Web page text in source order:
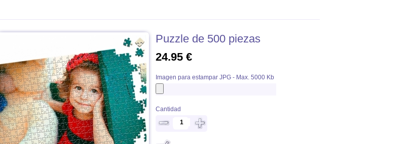
Puzzle de 500 piezas
24.95 €
Imagen para estampar JPG - Max. 5000 Kb
Cantidad